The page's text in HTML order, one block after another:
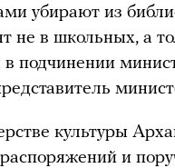
убирают из
не в школьных, а
в подчинении
культуры
и